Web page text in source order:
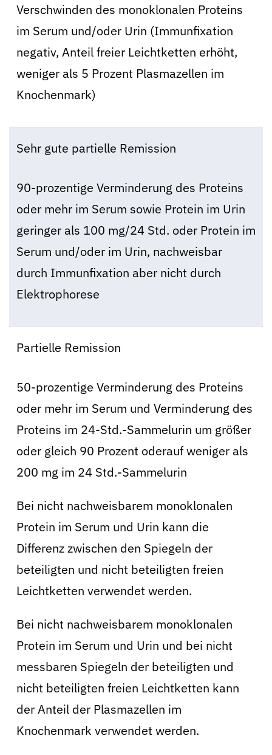
Verschwinden des monoklonalen Proteins
im Serum und/oder Urin (Immunfixation
negativ, Anteil freier Leichtketten erhöht,
weniger als 5 Prozent Plasmazellen im
Knochenmark)
Sehr gute partielle Remission
90-prozentige Verminderung des Proteins
oder mehr im Serum sowie Protein im Urin
geringer als 100 mg/24 Std. oder Protein im
Serum und/oder im Urin, nachweisbar
durch Immunfixation aber nicht durch
Elektrophorese
Partielle Remission
50-prozentige Verminderung des Proteins
oder mehr im Serum und Verminderung des
Proteins im 24-Std.-Sammelurin um größer
oder gleich 90 Prozent oderauf weniger als
200 mg im 24 Std.-Sammelurin
Bei nicht nachweisbarem monoklonalen
Protein im Serum und Urin kann die
Differenz zwischen den Spiegeln der
beteiligten und nicht beteiligten freien
Leichtketten verwendet werden.
Bei nicht nachweisbarem monoklonalen
Protein im Serum und Urin und bei nicht
messbaren Spiegeln der beteiligten und
nicht beteiligten freien Leichtketten kann
der Anteil der Plasmazellen im
Knochenmark verwendet werden.